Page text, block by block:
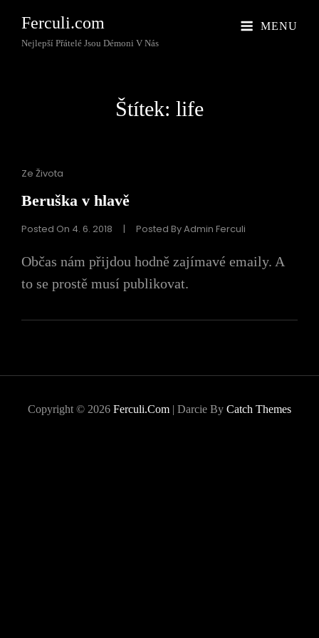
Ferculi.com
Nejlepší Přátelé Jsou Démoni V Nás
MENU
Štítek: life
Cat
Ze Života
Beruška v hlavě
Posted On 4. 6. 2018 | Posted ByAdmin Ferculi
Občas nám přijdou hodně zajímavé emaily. A
to se prostě musí publikovat.
Copyright © 2026 Ferculi.com | Darcie By Catch Themes